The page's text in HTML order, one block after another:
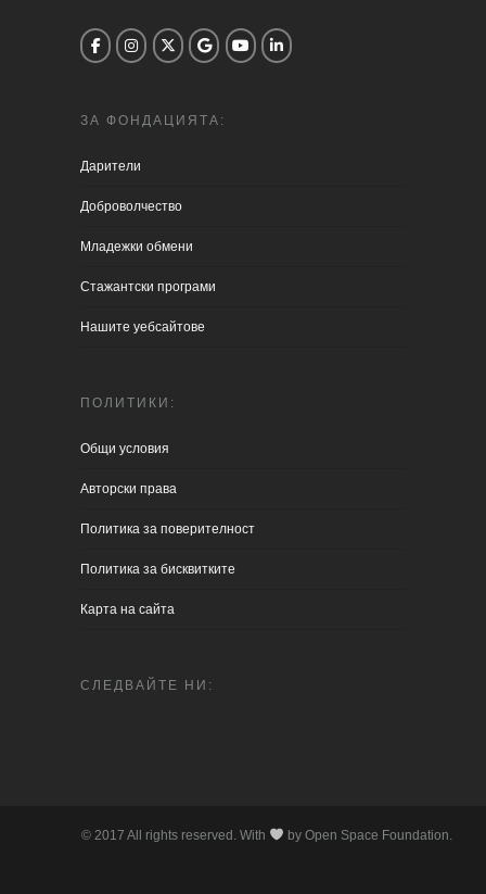
ЗА ФОНДАЦИЯТА:
Дарители
Доброволчество
Младежки обмени
Стажантски програми
Нашите уебсайтове
ПОЛИТИКИ:
Общи условия
Aвторски права
Политика за поверителност
Политика за бисквитките
Карта на сайта
СЛЕДВАЙТЕ НИ:
© 2017 All rights reserved. With by Open Space Foundation.